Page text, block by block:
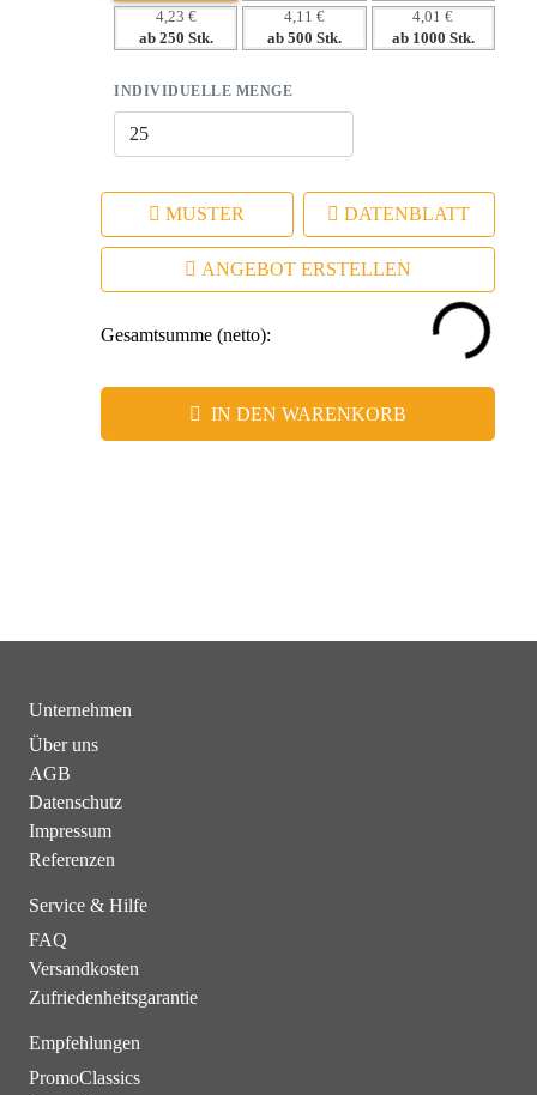
Bindungen.
– Nachhaltiges Material unterstreicht Ihr
4,23 €
ab 250 Stk.
4,11 €
ab 500 Stk.
4,01 €
ab 1000 Stk.
INDIVIDUELLE MENGE
MUSTER DATENBLATT
ANGEBOT ERSTELLEN
Gesamtsumme (netto):
IN DEN WARENKORB
Unternehmen
Über uns
AGB
Datenschutz
Impressum
Referenzen
Service & Hilfe
FAQ
Versandkosten
Zufriedenheitsgarantie
Empfehlungen
PromoClassics